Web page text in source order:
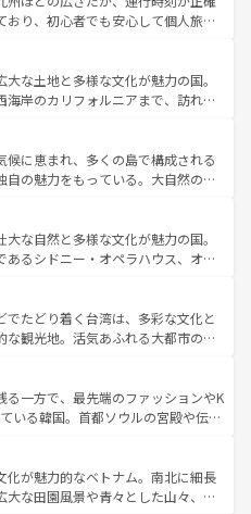
そできる体験も豊富。イギリスを旅
い。
おり、初心者でも安心して個人旅行
や、スイスならではのユニークな
観光だけでなく町歩きも満喫する
所得が高いため物価も高いが、旅行
楽しむこともできる。 なお、新
テンツ一覧 を参照してほしい。
な土地と多様な文化が魅力の国。
海岸のカリフォルニアまで、訪れる
光、ショッピング、エンターテイ
激的なスポットだ。一方、アメリカ
り、グランドキャニオンやイエロー
は、音楽と美食が融合した独特の
メリカの各地域で異なる魅力を楽
性と豊かな歴史を感じることができ
お、新着のアメリカ
を参照してほしい。
候に恵まれ、多くの島で構成される
自の魅力をもっている。大自然の神
た、定番の観光地といえばオアフ
めるならマウイ島やカウアイ島が
グリーンに輝く海をはじめ、豊かな
れる人々を迎えてくれるハワイの
ルフードやハワイアンミュージッ
スなど、すべてがハワイの魅力を彩
新着のハワイ情報
照してほしい。
な自然と多様な文化が魅力の国。
あるシドニー・オペラハウス、オー
にそびえるウルル（エアーズロッ
しい原生林やケアンズの熱帯雨林な
ん。また、カフェやワイン、オージ
充実しており、サーフィンやダイ
ど、アウトドア好きにはたまらな
多彩な魅力を存分に味わいつくそ
でたどり着く台湾は、多彩な文化と
な観光地。活気あふれる大都市の台
である台湾東部など、都市の喧騒
しており、訪れる人に新しい発見と
る。また、奥深い台湾の食文化も魅
ーツなど、バラエティ豊かな料理
なお、新着の台湾情報は コンテンツ一覧を参
る一方で、最先端のファッションやK
いる韓国。首都ソウルの宮殿や伝統
四季折々の自然美を楽しむことが
チや焼肉、絶品のストリートフード
料理が待っている。夜には、韓国な
化が魅力的なベトナム。南北に細長
大な田園風景や青々とした山々、世